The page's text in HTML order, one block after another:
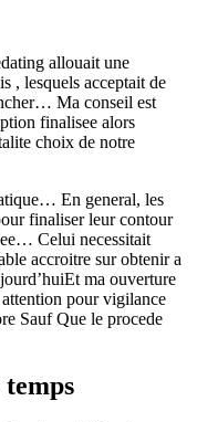
allouait une
, lesquels acceptait de
Ma conseil est
finalisee alors
choix de notre
En general, les
finaliser leur contour
Celui necessitait
accroitre sur obtenir a
ma ouverture
attention pour vigilance
Sauf Que le procede